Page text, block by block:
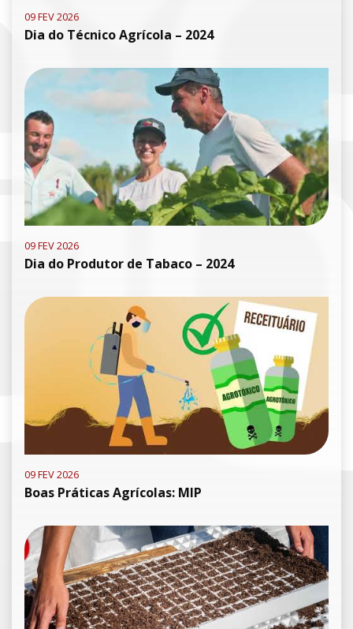
09 FEV 2026
Dia do Técnico Agrícola – 2024
09 FEV 2026
Dia do Produtor de Tabaco – 2024
09 FEV 2026
Boas Práticas Agrícolas: MIP